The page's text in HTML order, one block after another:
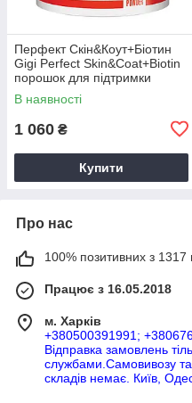
Перфект Скін&Коут+Біотин
Gigi Perfect Skin&Coat+Biotin
порошок для підтримки
здоров'я шкіри для котів та
собак, 100г
В наявності
1 060 ₴
Купити
Про нас
100% позитивних з 1317
Працює з 16.05.2018
м. Харків
+380500391991;
Відправка замовлень
службами.Самовивозу та
складів немає. Київ,